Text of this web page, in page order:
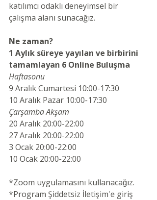
katılımcı odaklı deneyimsel bir
çalışma alanı sunacağız.
Ne zaman?
1 Aylık süreye yayılan ve birbirini
tamamlayan 6 Online Buluşma
Haftasonu
9 Aralık Cumartesi 10:00-17:30
10 Aralık Pazar 10:00-17:30
Çarşamba Akşam
20 Aralık 20:00-22:00
27 Aralık 20:00-22:00
3 Ocak 20:00-22:00
10 Ocak 20:00-22:00
*Zoom uygulamasını kullanacağız.
*Program Şiddetsiz İletişim'e giriş